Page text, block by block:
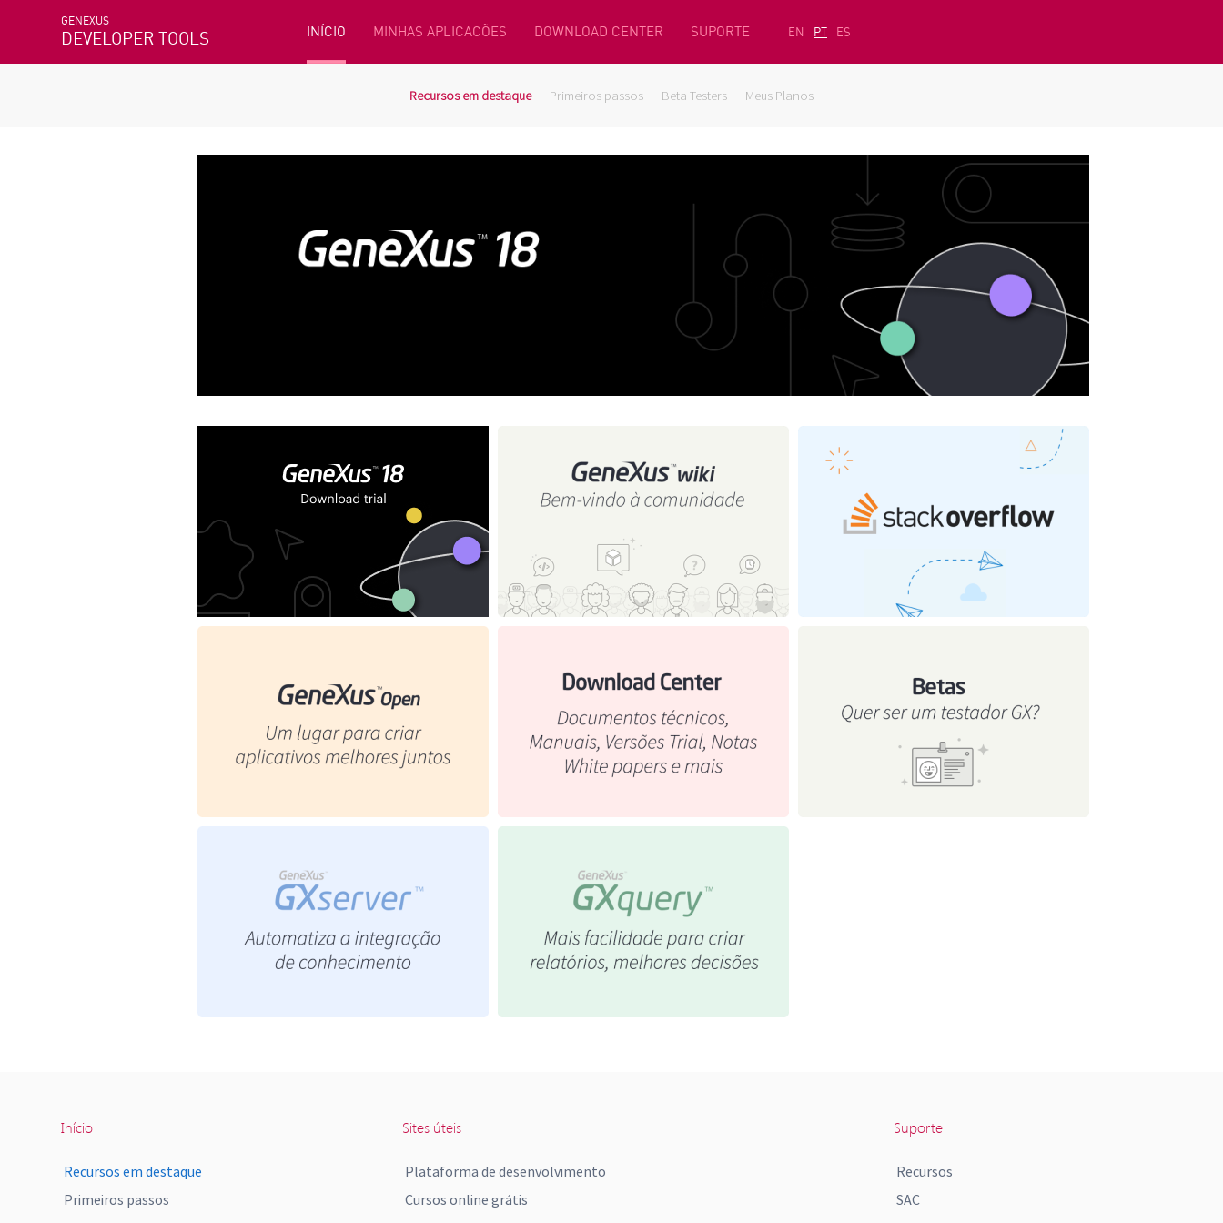
GENEXUS
DEVELOPER TOOLS INÍCIO MINHAS APLICACÕES DOWNLOAD CENTER SUPORTE EN PT ES
Recursos em destaque Primeiros passos Beta Testers Meus Planos
Início
Recursos em destaque
Primeiros passos
Sites úteis
Plataforma de desenvolvimento
Cursos online grátis
Suporte
Recursos
SAC